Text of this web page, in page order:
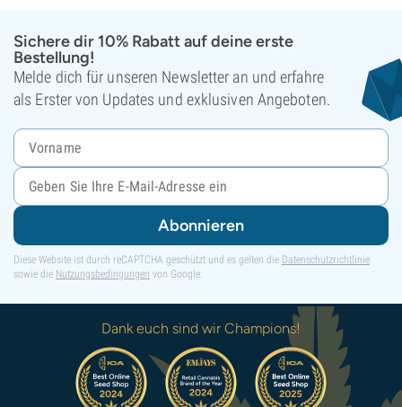
Sichere dir 10% Rabatt auf deine erste
Bestellung!
Melde dich für unseren Newsletter an und erfahre
als Erster von Updates und exklusiven Angeboten.
Abonnieren
Diese Website ist durch reCAPTCHA geschützt und es gelten die Datenschutzrichtlinie
sowie die Nutzungsbedingungen von Google.
Dank euch sind wir Champions!